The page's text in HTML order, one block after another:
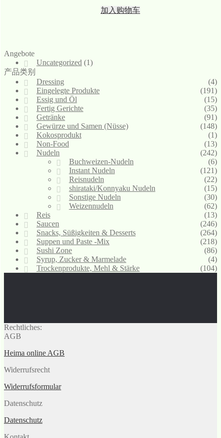
加入购物车
Angebote
Uncategorized (1)
产品类别
Dressing
(4)
Eingelegte Produkte
(191)
Essig und Öl
(15)
Fertig Gerichte
(35)
Getränke
(91)
Gewürze und Samen (Nüsse)
(148)
Kokosprodukt
(1)
Non-Food
(13)
Nudeln
(242)
Buchweizen-Nudeln
(6)
Instant Nudeln
(121)
Reisnudeln
(22)
shirataki/Konnyaku Nudeln
(15)
Sonstige Nudeln
(30)
Weizennudeln
(62)
Reis
(13)
Saucen
(246)
Snacks, Süßigkeiten & Desserts
(264)
Suppen und Paste -Mix
(218)
Sushi Zone
(86)
Syrup, Zucker & Marmelade
(4)
Trockenprodukte, Mehl & Stärke
(104)
Rechtliches:
AGB
Heima online AGB
Widerrufsrecht
Widerrufsformular
Datenschutz
Datenschutz